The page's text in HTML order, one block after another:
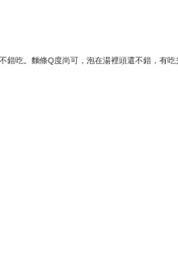
錯吃。 麵條Q度尚可，泡在湯裡頭還不錯，有